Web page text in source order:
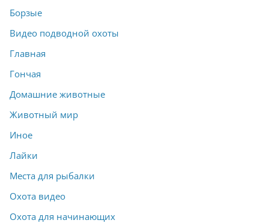
Борзые
Видео подводной охоты
Главная
Гончая
Домашние животные
Животный мир
Иное
Лайки
Места для рыбалки
Охота видео
Охота для начинающих